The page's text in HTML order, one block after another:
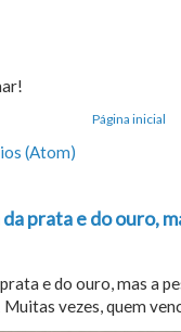
Página inicial
(Atom)
prata e do ouro,
e do ouro, mas a
vezes, quem